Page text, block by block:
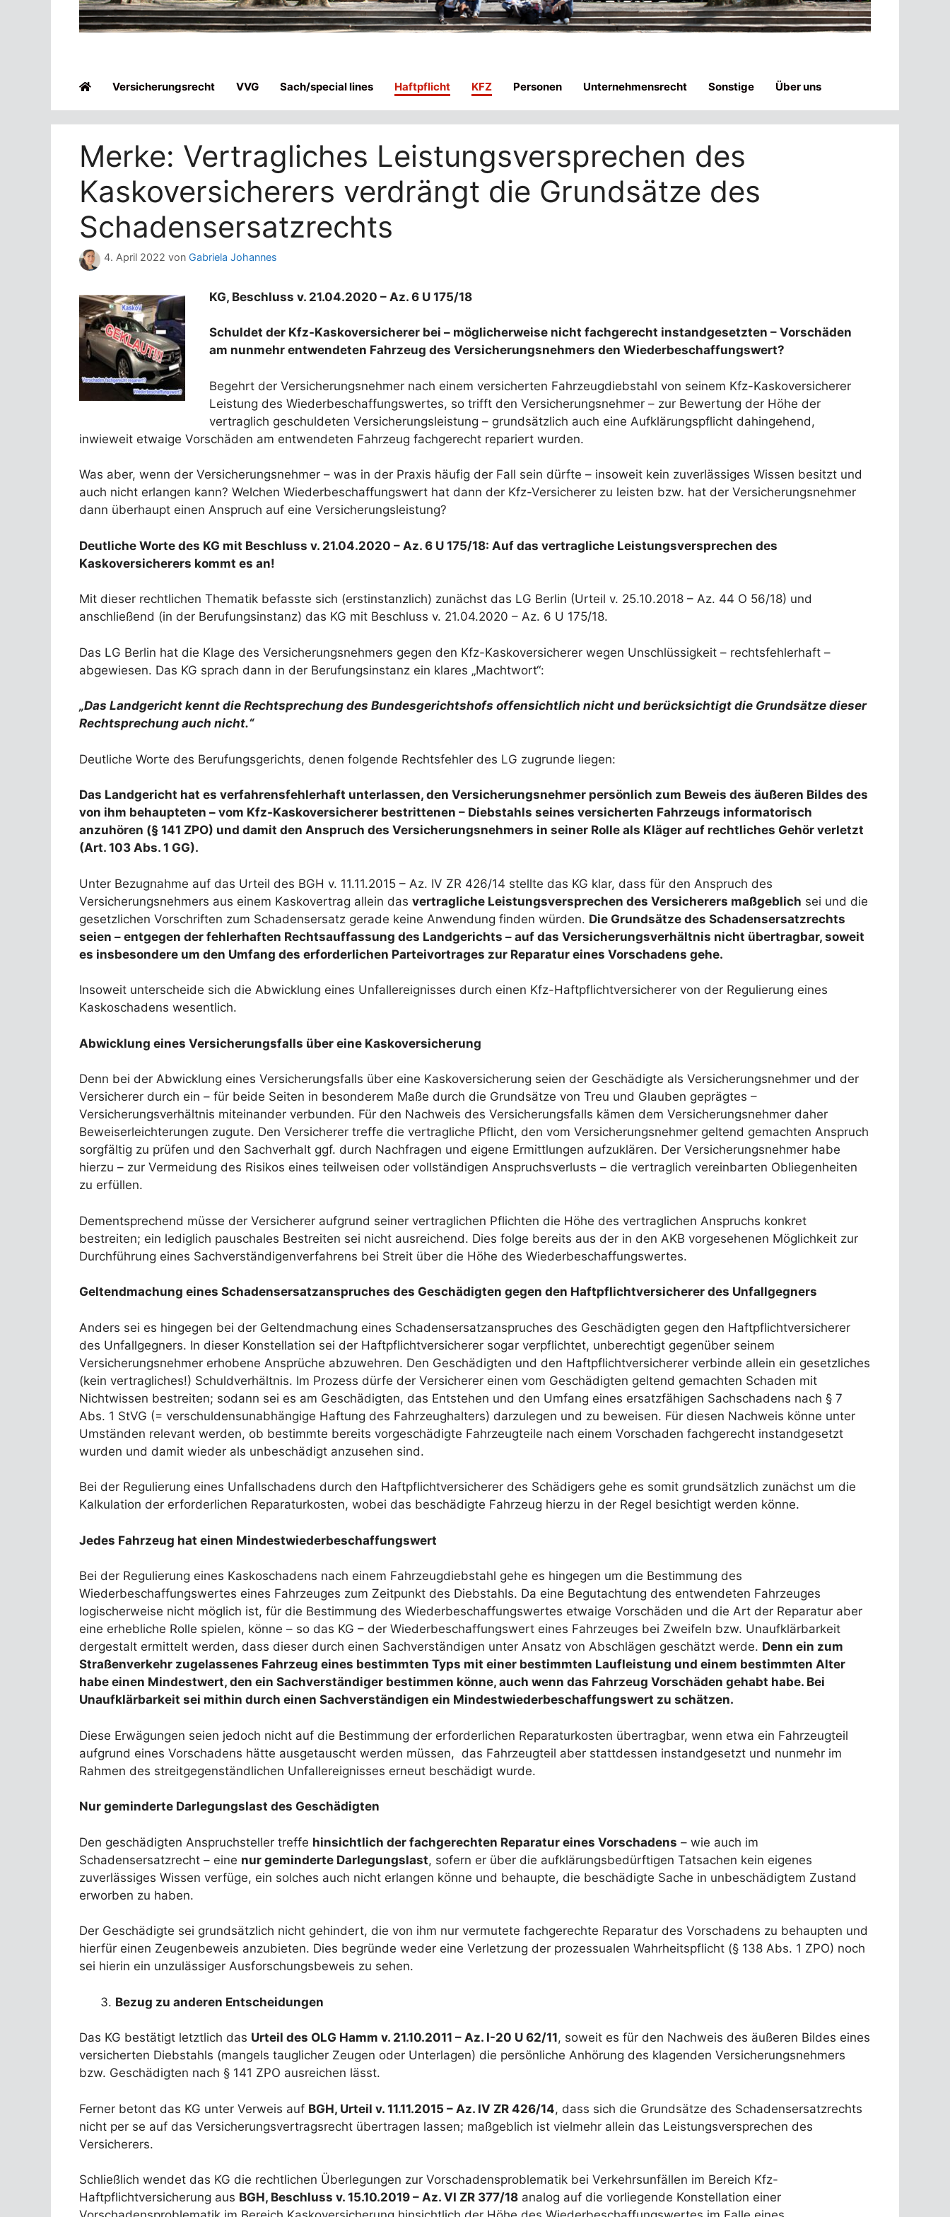
Versicherungsrecht VVG Sach/special lines Haftpflicht KFZ Personen Unternehmensrecht Sonstige Über uns
Merke: Vertragliches Leistungsversprechen des
Kaskoversicherers verdrängt die Grundsätze des
Schadensersatzrechts
4. April 2022 von Gabriela Johannes
KG, Beschluss v. 21.04.2020 – Az. 6 U 175/18
Schuldet der Kfz-Kaskoversicherer bei – möglicherweise nicht fachgerecht instandgesetzten – Vorschäden
am nunmehr entwendeten Fahrzeug des Versicherungsnehmers den Wiederbeschaffungswert?
Begehrt der Versicherungsnehmer nach einem versicherten Fahrzeugdiebstahl von seinem Kfz-Kaskoversicherer
Leistung des Wiederbeschaffungswertes, so trifft den Versicherungsnehmer – zur Bewertung der Höhe der
vertraglich geschuldeten Versicherungsleistung – grundsätzlich auch eine Aufklärungspflicht dahingehend,
inwieweit etwaige Vorschäden am entwendeten Fahrzeug fachgerecht repariert wurden.
Was aber, wenn der Versicherungsnehmer – was in der Praxis häufig der Fall sein dürfte – insoweit kein zuverlässiges Wissen besitzt und
auch nicht erlangen kann? Welchen Wiederbeschaffungswert hat dann der Kfz-Versicherer zu leisten bzw. hat der Versicherungsnehmer
dann überhaupt einen Anspruch auf eine Versicherungsleistung?
Deutliche Worte des KG mit Beschluss v. 21.04.2020 – Az. 6 U 175/18: Auf das vertragliche Leistungsversprechen des
Kaskoversicherers kommt es an!
Mit dieser rechtlichen Thematik befasste sich (erstinstanzlich) zunächst das LG Berlin (Urteil v. 25.10.2018 – Az. 44 O 56/18) und
anschließend (in der Berufungsinstanz) das KG mit Beschluss v. 21.04.2020 – Az. 6 U 175/18.
Das LG Berlin hat die Klage des Versicherungsnehmers gegen den Kfz-Kaskoversicherer wegen Unschlüssigkeit – rechtsfehlerhaft –
abgewiesen. Das KG sprach dann in der Berufungsinstanz ein klares „Machtwort“:
„Das Landgericht kennt die Rechtsprechung des Bundesgerichtshofs offensichtlich nicht und berücksichtigt die Grundsätze dieser
Rechtsprechung auch nicht.“
Deutliche Worte des Berufungsgerichts, denen folgende Rechtsfehler des LG zugrunde liegen:
Das Landgericht hat es verfahrensfehlerhaft unterlassen, den Versicherungsnehmer persönlich zum Beweis des äußeren Bildes des
von ihm behaupteten – vom Kfz-Kaskoversicherer bestrittenen – Diebstahls seines versicherten Fahrzeugs informatorisch
anzuhören (§ 141 ZPO) und damit den Anspruch des Versicherungsnehmers in seiner Rolle als Kläger auf rechtliches Gehör verletzt
(Art. 103 Abs. 1 GG).
Unter Bezugnahme auf das Urteil des BGH v. 11.11.2015 – Az. IV ZR 426/14 stellte das KG klar, dass für den Anspruch des
Versicherungsnehmers aus einem Kaskovertrag allein das vertragliche Leistungsversprechen des Versicherers maßgeblich sei und die
gesetzlichen Vorschriften zum Schadensersatz gerade keine Anwendung finden würden. Die Grundsätze des Schadensersatzrechts
seien – entgegen der fehlerhaften Rechtsauffassung des Landgerichts – auf das Versicherungsverhältnis nicht übertragbar, soweit
es insbesondere um den Umfang des erforderlichen Parteivortrages zur Reparatur eines Vorschadens gehe.
Insoweit unterscheide sich die Abwicklung eines Unfallereignisses durch einen Kfz-Haftpflichtversicherer von der Regulierung eines
Kaskoschadens wesentlich.
Abwicklung eines Versicherungsfalls über eine Kaskoversicherung
Denn bei der Abwicklung eines Versicherungsfalls über eine Kaskoversicherung seien der Geschädigte als Versicherungsnehmer und der
Versicherer durch ein – für beide Seiten in besonderem Maße durch die Grundsätze von Treu und Glauben geprägtes –
Versicherungsverhältnis miteinander verbunden. Für den Nachweis des Versicherungsfalls kämen dem Versicherungsnehmer daher
Beweiserleichterungen zugute. Den Versicherer treffe die vertragliche Pflicht, den vom Versicherungsnehmer geltend gemachten Anspruch
sorgfältig zu prüfen und den Sachverhalt ggf. durch Nachfragen und eigene Ermittlungen aufzuklären. Der Versicherungsnehmer habe
hierzu – zur Vermeidung des Risikos eines teilweisen oder vollständigen Anspruchsverlusts – die vertraglich vereinbarten Obliegenheiten
zu erfüllen.
Dementsprechend müsse der Versicherer aufgrund seiner vertraglichen Pflichten die Höhe des vertraglichen Anspruchs konkret
bestreiten; ein lediglich pauschales Bestreiten sei nicht ausreichend. Dies folge bereits aus der in den AKB vorgesehenen Möglichkeit zur
Durchführung eines Sachverständigenverfahrens bei Streit über die Höhe des Wiederbeschaffungswertes.
Geltendmachung eines Schadensersatzanspruches des Geschädigten gegen den Haftpflichtversicherer des Unfallgegners
Anders sei es hingegen bei der Geltendmachung eines Schadensersatzanspruches des Geschädigten gegen den Haftpflichtversicherer
des Unfallgegners. In dieser Konstellation sei der Haftpflichtversicherer sogar verpflichtet, unberechtigt gegenüber seinem
Versicherungsnehmer erhobene Ansprüche abzuwehren. Den Geschädigten und den Haftpflichtversicherer verbinde allein ein gesetzliches
(kein vertragliches!) Schuldverhältnis. Im Prozess dürfe der Versicherer einen vom Geschädigten geltend gemachten Schaden mit
Nichtwissen bestreiten; sodann sei es am Geschädigten, das Entstehen und den Umfang eines ersatzfähigen Sachschadens nach § 7
Abs. 1 StVG (= verschuldensunabhängige Haftung des Fahrzeughalters) darzulegen und zu beweisen. Für diesen Nachweis könne unter
Umständen relevant werden, ob bestimmte bereits vorgeschädigte Fahrzeugteile nach einem Vorschaden fachgerecht instandgesetzt
wurden und damit wieder als unbeschädigt anzusehen sind.
Bei der Regulierung eines Unfallschadens durch den Haftpflichtversicherer des Schädigers gehe es somit grundsätzlich zunächst um die
Kalkulation der erforderlichen Reparaturkosten, wobei das beschädigte Fahrzeug hierzu in der Regel besichtigt werden könne.
Jedes Fahrzeug hat einen Mindestwiederbeschaffungswert
Bei der Regulierung eines Kaskoschadens nach einem Fahrzeugdiebstahl gehe es hingegen um die Bestimmung des
Wiederbeschaffungswertes eines Fahrzeuges zum Zeitpunkt des Diebstahls. Da eine Begutachtung des entwendeten Fahrzeuges
logischerweise nicht möglich ist, für die Bestimmung des Wiederbeschaffungswertes etwaige Vorschäden und die Art der Reparatur aber
eine erhebliche Rolle spielen, könne – so das KG – der Wiederbeschaffungswert eines Fahrzeuges bei Zweifeln bzw. Unaufklärbarkeit
dergestalt ermittelt werden, dass dieser durch einen Sachverständigen unter Ansatz von Abschlägen geschätzt werde. Denn ein zum
Straßenverkehr zugelassenes Fahrzeug eines bestimmten Typs mit einer bestimmten Laufleistung und einem bestimmten Alter
habe einen Mindestwert, den ein Sachverständiger bestimmen könne, auch wenn das Fahrzeug Vorschäden gehabt habe. Bei
Unaufklärbarkeit sei mithin durch einen Sachverständigen ein Mindestwiederbeschaffungswert zu schätzen.
Diese Erwägungen seien jedoch nicht auf die Bestimmung der erforderlichen Reparaturkosten übertragbar, wenn etwa ein Fahrzeugteil
aufgrund eines Vorschadens hätte ausgetauscht werden müssen, das Fahrzeugteil aber stattdessen instandgesetzt und nunmehr im
Rahmen des streitgegenständlichen Unfallereignisses erneut beschädigt wurde.
Nur geminderte Darlegungslast des Geschädigten
Den geschädigten Anspruchsteller treffe hinsichtlich der fachgerechten Reparatur eines Vorschadens – wie auch im
Schadensersatzrecht – eine nur geminderte Darlegungslast, sofern er über die aufklärungsbedürftigen Tatsachen kein eigenes
zuverlässiges Wissen verfüge, ein solches auch nicht erlangen könne und behaupte, die beschädigte Sache in unbeschädigtem Zustand
erworben zu haben.
Der Geschädigte sei grundsätzlich nicht gehindert, die von ihm nur vermutete fachgerechte Reparatur des Vorschadens zu behaupten und
hierfür einen Zeugenbeweis anzubieten. Dies begründe weder eine Verletzung der prozessualen Wahrheitspflicht (§ 138 Abs. 1 ZPO) noch
sei hierin ein unzulässiger Ausforschungsbeweis zu sehen.
Bezug zu anderen Entscheidungen
Das KG bestätigt letztlich das Urteil des OLG Hamm v. 21.10.2011 – Az. I-20 U 62/11, soweit es für den Nachweis des äußeren Bildes eines
versicherten Diebstahls (mangels tauglicher Zeugen oder Unterlagen) die persönliche Anhörung des klagenden Versicherungsnehmers
bzw. Geschädigten nach § 141 ZPO ausreichen lässt.
Ferner betont das KG unter Verweis auf BGH, Urteil v. 11.11.2015 – Az. IV ZR 426/14, dass sich die Grundsätze des Schadensersatzrechts
nicht per se auf das Versicherungsvertragsrecht übertragen lassen; maßgeblich ist vielmehr allein das Leistungsversprechen des
Versicherers.
Schließlich wendet das KG die rechtlichen Überlegungen zur Vorschadensproblematik bei Verkehrsunfällen im Bereich Kfz-
Haftpflichtversicherung aus BGH, Beschluss v. 15.10.2019 – Az. VI ZR 377/18 analog auf die vorliegende Konstellation einer